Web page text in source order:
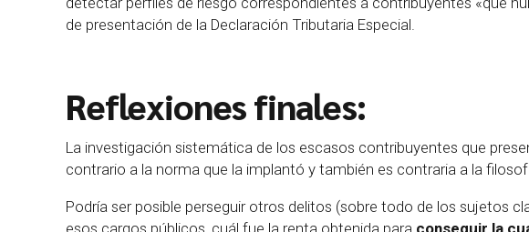
de presentación de la Declaración Tributaria Especial.
Reflexiones finales:
La investigación sistemática de los escasos contribuyentes que
contrario a la norma que la implantó y también es contraria a la
Podría ser posible perseguir otros delitos (sobre todo de los sujetos